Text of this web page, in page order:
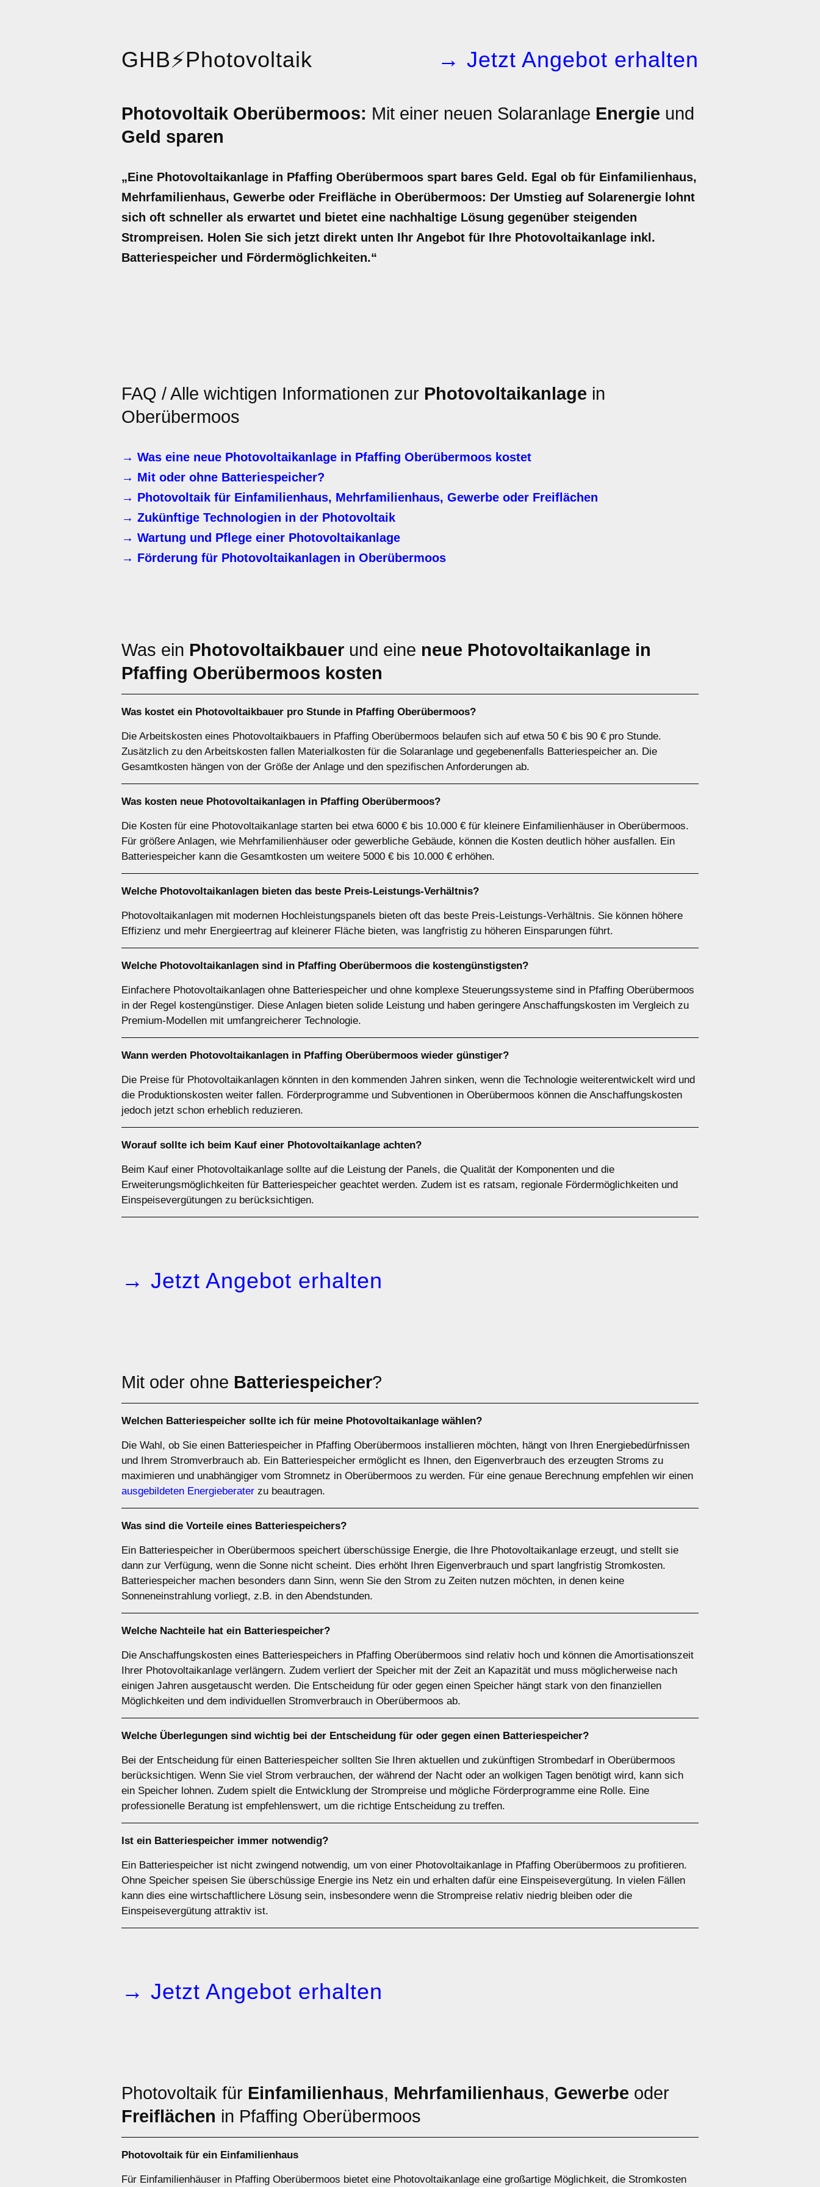
GHB⚡Photovoltaik → Jetzt Angebot erhalten
Photovoltaik Oberübermoos: Mit einer neuen Solaranlage Energie und
Geld sparen
„Eine Photovoltaikanlage in Pfaffing Oberübermoos spart bares Geld. Egal ob für Einfamilienhaus,
Mehrfamilienhaus, Gewerbe oder Freifläche in Oberübermoos: Der Umstieg auf Solarenergie lohnt
sich oft schneller als erwartet und bietet eine nachhaltige Lösung gegenüber steigenden
Strompreisen. Holen Sie sich jetzt direkt unten Ihr Angebot für Ihre Photovoltaikanlage inkl.
Batteriespeicher und Fördermöglichkeiten.“
FAQ / Alle wichtigen Informationen zur Photovoltaikanlage in
Oberübermoos
→ Was eine neue Photovoltaikanlage in Pfaffing Oberübermoos kostet
→ Mit oder ohne Batteriespeicher?
→ Photovoltaik für Einfamilienhaus, Mehrfamilienhaus, Gewerbe oder Freiflächen
→ Zukünftige Technologien in der Photovoltaik
→ Wartung und Pflege einer Photovoltaikanlage
→ Förderung für Photovoltaikanlagen in Oberübermoos
Was ein Photovoltaikbauer und eine neue Photovoltaikanlage in
Pfaffing Oberübermoos kosten
Was kostet ein Photovoltaikbauer pro Stunde in Pfaffing Oberübermoos?
Die Arbeitskosten eines Photovoltaikbauers in Pfaffing Oberübermoos belaufen sich auf etwa 50 € bis 90 € pro Stunde.
Zusätzlich zu den Arbeitskosten fallen Materialkosten für die Solaranlage und gegebenenfalls Batteriespeicher an. Die
Gesamtkosten hängen von der Größe der Anlage und den spezifischen Anforderungen ab.
Was kosten neue Photovoltaikanlagen in Pfaffing Oberübermoos?
Die Kosten für eine Photovoltaikanlage starten bei etwa 6000 € bis 10.000 € für kleinere Einfamilienhäuser in Oberübermoos.
Für größere Anlagen, wie Mehrfamilienhäuser oder gewerbliche Gebäude, können die Kosten deutlich höher ausfallen. Ein
Batteriespeicher kann die Gesamtkosten um weitere 5000 € bis 10.000 € erhöhen.
Welche Photovoltaikanlagen bieten das beste Preis-Leistungs-Verhältnis?
Photovoltaikanlagen mit modernen Hochleistungspanels bieten oft das beste Preis-Leistungs-Verhältnis. Sie können höhere
Effizienz und mehr Energieertrag auf kleinerer Fläche bieten, was langfristig zu höheren Einsparungen führt.
Welche Photovoltaikanlagen sind in Pfaffing Oberübermoos die kostengünstigsten?
Einfachere Photovoltaikanlagen ohne Batteriespeicher und ohne komplexe Steuerungssysteme sind in Pfaffing Oberübermoos
in der Regel kostengünstiger. Diese Anlagen bieten solide Leistung und haben geringere Anschaffungskosten im Vergleich zu
Premium-Modellen mit umfangreicherer Technologie.
Wann werden Photovoltaikanlagen in Pfaffing Oberübermoos wieder günstiger?
Die Preise für Photovoltaikanlagen könnten in den kommenden Jahren sinken, wenn die Technologie weiterentwickelt wird und
die Produktionskosten weiter fallen. Förderprogramme und Subventionen in Oberübermoos können die Anschaffungskosten
jedoch jetzt schon erheblich reduzieren.
Worauf sollte ich beim Kauf einer Photovoltaikanlage achten?
Beim Kauf einer Photovoltaikanlage sollte auf die Leistung der Panels, die Qualität der Komponenten und die
Erweiterungsmöglichkeiten für Batteriespeicher geachtet werden. Zudem ist es ratsam, regionale Fördermöglichkeiten und
Einspeisevergütungen zu berücksichtigen.
→ Jetzt Angebot erhalten
Mit oder ohne Batteriespeicher?
Welchen Batteriespeicher sollte ich für meine Photovoltaikanlage wählen?
Die Wahl, ob Sie einen Batteriespeicher in Pfaffing Oberübermoos installieren möchten, hängt von Ihren Energiebedürfnissen
und Ihrem Stromverbrauch ab. Ein Batteriespeicher ermöglicht es Ihnen, den Eigenverbrauch des erzeugten Stroms zu
maximieren und unabhängiger vom Stromnetz in Oberübermoos zu werden. Für eine genaue Berechnung empfehlen wir einen
ausgebildeten Energieberater zu beautragen.
Was sind die Vorteile eines Batteriespeichers?
Ein Batteriespeicher in Oberübermoos speichert überschüssige Energie, die Ihre Photovoltaikanlage erzeugt, und stellt sie
dann zur Verfügung, wenn die Sonne nicht scheint. Dies erhöht Ihren Eigenverbrauch und spart langfristig Stromkosten.
Batteriespeicher machen besonders dann Sinn, wenn Sie den Strom zu Zeiten nutzen möchten, in denen keine
Sonneneinstrahlung vorliegt, z.B. in den Abendstunden.
Welche Nachteile hat ein Batteriespeicher?
Die Anschaffungskosten eines Batteriespeichers in Pfaffing Oberübermoos sind relativ hoch und können die Amortisationszeit
Ihrer Photovoltaikanlage verlängern. Zudem verliert der Speicher mit der Zeit an Kapazität und muss möglicherweise nach
einigen Jahren ausgetauscht werden. Die Entscheidung für oder gegen einen Speicher hängt stark von den finanziellen
Möglichkeiten und dem individuellen Stromverbrauch in Oberübermoos ab.
Welche Überlegungen sind wichtig bei der Entscheidung für oder gegen einen Batteriespeicher?
Bei der Entscheidung für einen Batteriespeicher sollten Sie Ihren aktuellen und zukünftigen Strombedarf in Oberübermoos
berücksichtigen. Wenn Sie viel Strom verbrauchen, der während der Nacht oder an wolkigen Tagen benötigt wird, kann sich
ein Speicher lohnen. Zudem spielt die Entwicklung der Strompreise und mögliche Förderprogramme eine Rolle. Eine
professionelle Beratung ist empfehlenswert, um die richtige Entscheidung zu treffen.
Ist ein Batteriespeicher immer notwendig?
Ein Batteriespeicher ist nicht zwingend notwendig, um von einer Photovoltaikanlage in Pfaffing Oberübermoos zu profitieren.
Ohne Speicher speisen Sie überschüssige Energie ins Netz ein und erhalten dafür eine Einspeisevergütung. In vielen Fällen
kann dies eine wirtschaftlichere Lösung sein, insbesondere wenn die Strompreise relativ niedrig bleiben oder die
Einspeisevergütung attraktiv ist.
→ Jetzt Angebot erhalten
Photovoltaik für Einfamilienhaus, Mehrfamilienhaus, Gewerbe oder
Freiflächen in Pfaffing Oberübermoos
Photovoltaik für ein Einfamilienhaus
Für Einfamilienhäuser in Pfaffing Oberübermoos bietet eine Photovoltaikanlage eine großartige Möglichkeit, die Stromkosten